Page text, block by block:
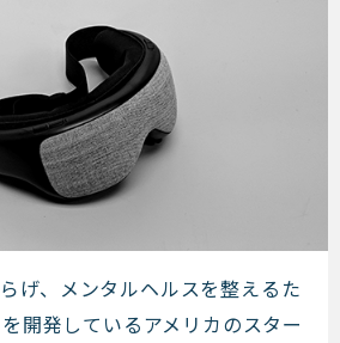
げ、メンタルヘルスを整えるた
開発しているアメリカのスター